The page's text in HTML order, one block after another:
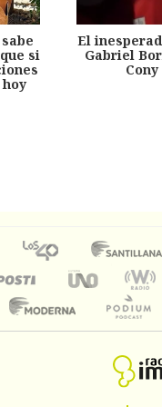
si
El
Gabriel